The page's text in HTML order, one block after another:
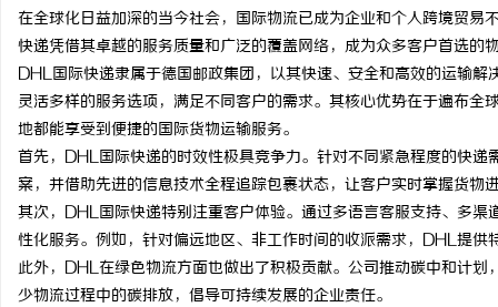
在全球化日益加深的当今社会，国际物流已成为企业和个人跨境贸
快递凭借其卓越的服务质量和广泛的覆盖网络，成为众多客户首选的
DHL国际快递隶属于德国邮政集团，以其快速、安全和高效的运输
灵活多样的服务选项，满足不同客户的需求。其核心优势在于遍布
地都能享受到便捷的国际货物运输服务。
首先，DHL国际快递的时效性极具竞争力。针对不同紧急程度的快
案，并借助先进的信息技术全程追踪包裹状态，让客户实时掌握货物
其次，DHL国际快递特别注重客户体验。通过多语言客服支持、多
性化服务。例如，针对偏远地区、非工作时间的收派需求，DHL提
此外，DHL在绿色物流方面也做出了积极贡献。公司推动碳中和计
少物流过程中的碳排放，倡导可持续发展的企业责任。